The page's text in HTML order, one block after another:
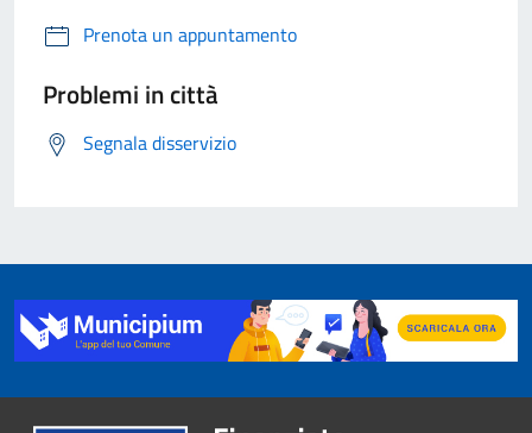
Prenota un appuntamento
Problemi in città
Segnala disservizio